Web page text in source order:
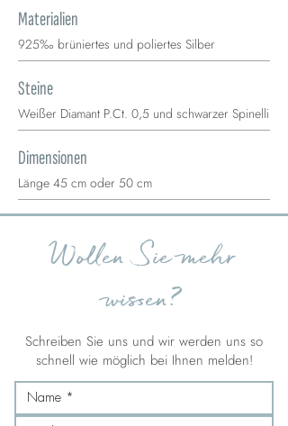
Materialien
925‰ brüniertes und poliertes Silber
Steine
Weißer Diamant P.Ct. 0,5 und schwarzer Spinelli
Dimensionen
Länge 45 cm oder 50 cm
Wollen Sie mehr
wissen?
Schreiben Sie uns und wir werden uns so
schnell wie möglich bei Ihnen melden!